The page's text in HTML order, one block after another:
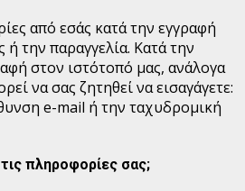
από εσάς κατά την εγγραφή
την παραγγελία. Κατά την
στον ιστότοπό μας, ανάλογα
να σας ζητηθεί να εισαγάγετε:
e-mail ή την ταχυδρομική
πληροφορίες σας;